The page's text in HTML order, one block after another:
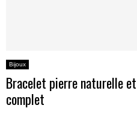
Bijoux
Bracelet pierre naturelle
complet